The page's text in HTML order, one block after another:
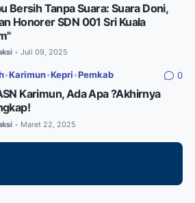
Bersih Tanpa Suara: Suara Doni,
Honorer SDN 001 Sri Kuala
• Juli 09, 2025
•Karimun•Kepri •Pemkab 0
Karimun, Ada Apa ?Akhirnya
• Maret 22, 2025